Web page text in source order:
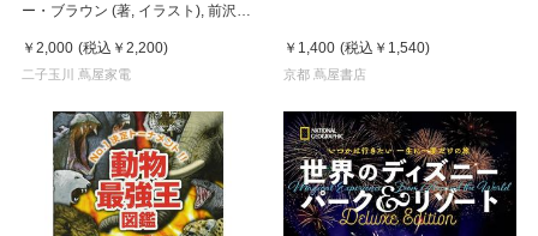
ー・ブラウン (著, イラスト), 前沢
￥2,000 (税込 ￥2,200)
二子玉川 蔦屋家電
￥1,400 (税込 ￥1,540)
京都 蔦屋書店